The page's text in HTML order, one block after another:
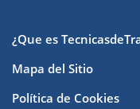
¿Que es
Mapa del Sitio
Política de Cookies